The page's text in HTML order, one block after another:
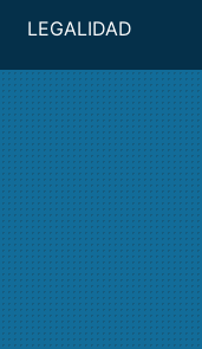
LEGALIDAD